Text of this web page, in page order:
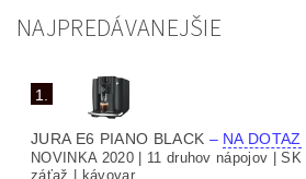
NAJPREDÁVANEJŠIE
1.
JURA E6 PIANO BLACK – NA DOTAZ
NOVINKA 2020 | 11 druhov nápojov |
záťaž | kávovar...